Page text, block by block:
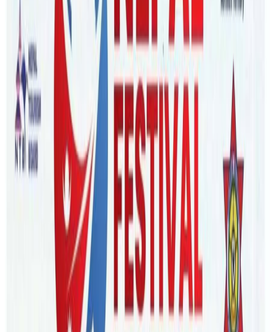
Tuesday, 2023 August 22 / 6:31 pm
अ− अ
मेलबर्न । अष्ट्रेलियाको मेलबर्नमा प्रधान कार्यालय राखेर नेपाल अनि
न्यूजल्यिण्डबाट समेत ट्राभल एजेन्सी सेवा दिदैआएको बुद्ध ट्राभल्स
एण्ड टुर्सले नेपालको पर्यटन प्रवर्धनमा विशेष भुमिका खेल्ने भएको छ ।
कम्पनीले आफ्नो १५ औँ वार्षिक उत्सव मनाउँदैगर्दा प्रवन्ध निर्देशक भीम
न्यौपानेले टिकट बिक्रिवितरण बाहेक नेपालको टुर प्याकेजमार्फत